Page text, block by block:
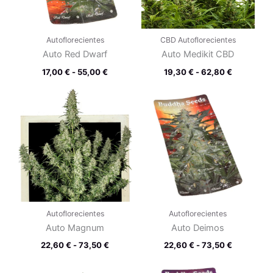
Autoflorecientes
Auto Red Dwarf
17,00€ - 55,00€
CBD Autoflorecientes
Auto Medikit CBD
19,30€ - 62,80€
Autoflorecientes
Auto Magnum
22,60€ - 73,50€
precios:
desde
22,60 €
hasta
73,50 €
Autoflorecientes
Auto Deimos
22,60€ - 73,50€
73,50 €